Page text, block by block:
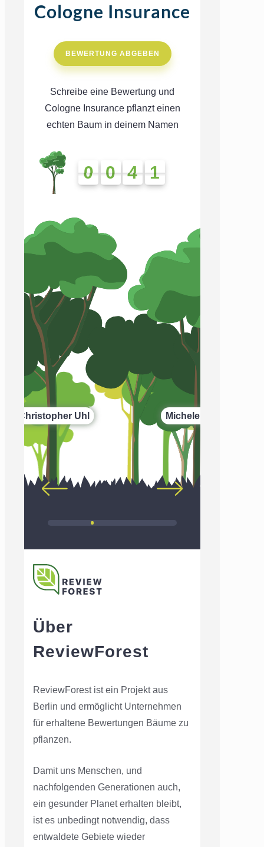
Cologne Insurance
BEWERTUNG ABGEBEN
Schreibe eine Bewertung und
Cologne Insurance pflanzt einen
echten Baum in deinem Namen
0
0 0
0 4
4
4
4 1
1
1
1
Über
ReviewForest
ReviewForest ist ein Projekt aus
Berlin und ermöglicht Unternehmen
für erhaltene Bewertungen Bäume zu
pflanzen.
Damit uns Menschen, und
nachfolgenden Generationen auch,
ein gesunder Planet erhalten bleibt,
ist es unbedingt notwendig, dass
entwaldete Gebiete wieder